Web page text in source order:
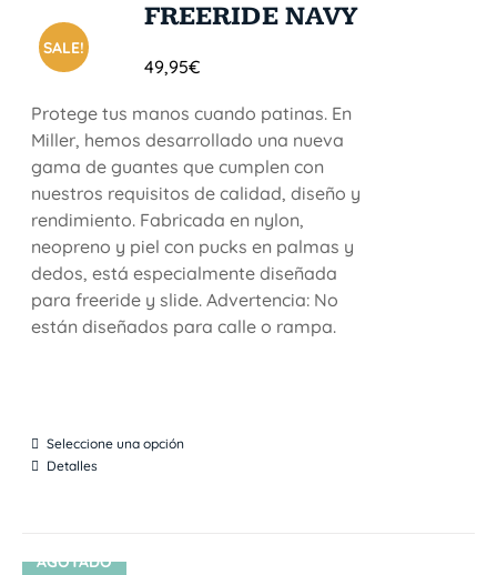
SALE!
FREERIDE NAVY
49,95€
Protege tus manos cuando patinas. En
Miller, hemos desarrollado una nueva
gama de guantes que cumplen con
nuestros requisitos de calidad, diseño y
rendimiento. Fabricada en nylon,
neopreno y piel con pucks en palmas y
dedos, está especialmente diseñada
para freeride y slide. Advertencia: No
están diseñados para calle o rampa.
Seleccione una opción
Detalles
AGOTADO